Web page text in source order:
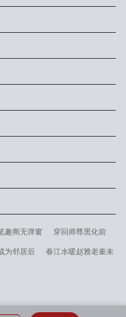
趣阁无弹窗 穿回师尊黑化前
为邻居后 春江水暖赵雅老秦未
倩笔趣阁无弹窗 [全职高手]策